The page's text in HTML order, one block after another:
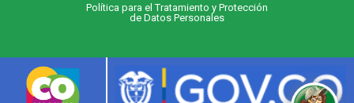
Política para el Tratamiento y Protección
de Datos Personales